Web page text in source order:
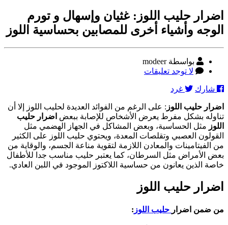
اضرار حليب اللوز: غثيان وإسهال و تورم
الوجه وأشياء أخرى للمصابين بحساسية اللوز
كاتب
المقالة
بواسطة modeer
لا توجد تعليقات
غثيان
وإسهال
و
تورم
الوجه
وأشياء
أخرى
بحساسية
اللوز
شارك غرد
اضرار حليب اللوز : على الرغم من الفوائد العديدة لحليب اللوز إلا أن
تناوله بشكل مفرط يعرض الأشخاص للإصابة ببعض اضرار حليب
اللوز مثل الحساسية، وبعض المشاكل في الجهاز الهضمي مثل
القولون العصبي وتقلصات المعدة، ويحتوي حليب اللوز على الكثير
من الفيتامينات والمعادن اللازمة لتقوية مناعة الجسم، والوقاية من
بعض الأمراض مثل السرطان، كما يعتبر حليب مناسب جدا للأطفال
خاصة الذين يعانون من حساسية اللاكتوز الموجود في اللبن العادي.
اضرار حليب اللوز
من ضمن اضرار حليب اللوز :